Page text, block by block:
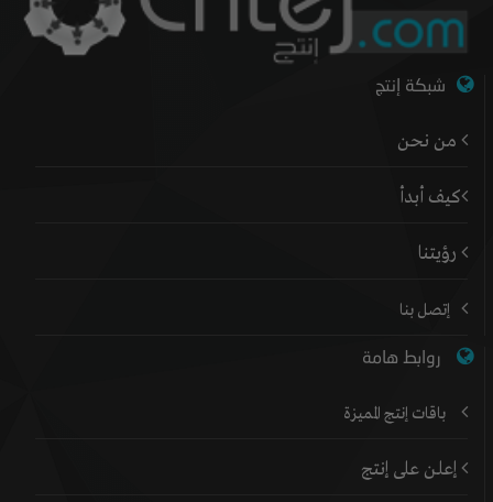
شبكة إنتج
من نحن
كيف أبدأ
رؤيتنا
إتصل بنا
روابط هامة
باقات إنتج المميزة
إعلن على إنتج